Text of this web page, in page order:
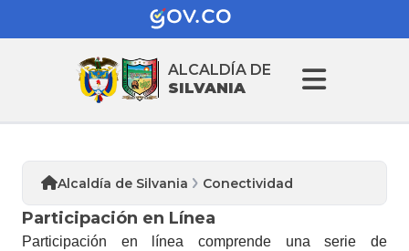
ALCALDÍA DE
SILVANIA
Alcaldía de Silvania Conectividad
Participación en Línea
​​​Participación ​en línea comprende una serie de